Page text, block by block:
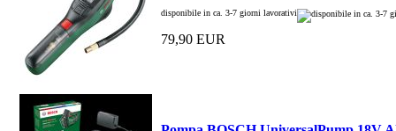
disponibile in ca. 3-7 giorni lavorativi
79,90 EUR